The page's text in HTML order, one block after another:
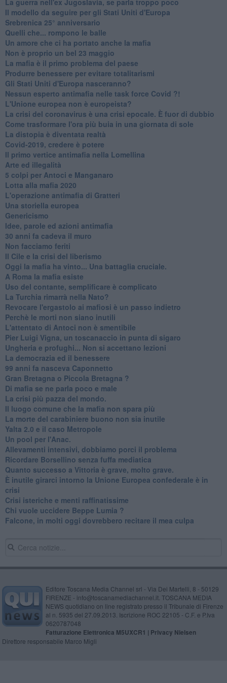
Il modello da seguire per gli Stati Uniti d'Europa
Srebrenica 25° anniversario
Quelli che... rompono le balle
Un amore che ci ha portato anche la mafia
Non è proprio un bel 23 maggio
La mafia è il primo problema del paese
Produrre benessere per evitare totalitarismi
Gli Stati Uniti d'Europa nasceranno?
Nessun esperto antimafia nelle task force Covid ?!
L'Unione europea non è europeista?
La crisi del coronavirus è una crisi epocale. È fuor di dubbio
Come trasformare l'ora più buia in una giornata di sole
​La distopia è diventata realtà
Covid-2019, credere è potere
Il primo vertice antimafia nella Lomellina
Arte ed illegalità
​5 colpi per Antoci e Manganaro
Lotta alla mafia 2020
L'operazione antimafia di Gratteri
Una storiella europea
Genericismo
Idee, parole ed azioni antimafia
30 anni fa cadeva il muro
Non facciamo feriti
Il Cile e la crisi del liberismo
Oggi la mafia ha vinto... Una battaglia cruciale.
A Roma la mafia esiste
Uso del contante, semplificare è complicato
La Turchia rimarrà nella Nato?
Revocare l'ergastolo ai mafiosi è un passo indietro
Perchè le morti non siano inutili
L'attentato di Antoci non è smentibile
Pier Luigi Vigna, un toscanaccio in punta di sigaro
Ungheria e profughi... Non si accettano lezioni
La democrazia ed il benessere
99 anni fa nasceva Caponnetto
Gran Bretagna o Piccola Bretagna ?
Di mafia se ne parla poco e male
La crisi più pazza del mondo.
Il luogo comune che la mafia non spara più
La morte del carabiniere buono non sia inutile
Yalta 2.0 e il caso Metropole
​Un pool per l'Anac.
Allevamenti intensivi, dobbiamo porci il problema
Ricordare Borsellino senza fuffa mediatica
​Quanto successo a Vittoria è grave, molto grave.
​È inutile girarci intorno la Unione Europea confederale è in
crisi
Crisi isteriche e menti raffinatissime
Chi vuole uccidere Beppe Lumia ?
Falcone, in molti oggi dovrebbero recitare il mea culpa
Editore Toscana Media Channel srl - Via Dei Martelli, 8 - 50129
FIRENZE - info@toscanamediachannel.it. TOSCANA MEDIA
NEWS quotidiano on line registrato presso il Tribunale di Firenze
al n. 5935 del 27.09.2013. Iscrizione ROC 22105 - C.F. e P.Iva
0620787048
Fatturazione Elettronica M5UXCR1 | Privacy Nielsen
Direttore responsabile Marco Migli